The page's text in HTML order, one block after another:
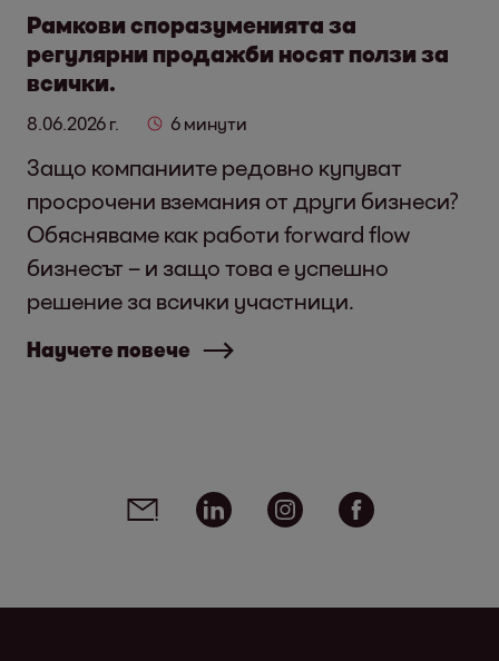
Рамкови споразуменията за
регулярни продажби носят ползи за
всички.
8.06.2026 г. 6 минути
Защо компаниите редовно купуват
просрочени вземания от други бизнеси?
Обясняваме как работи forward flow
бизнесът – и защо това е успешно
решение за всички участници.
Научете повече
Social media links - share article
Email Linkedin Instagram